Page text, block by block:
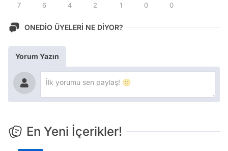
7 6 4 2 1 0 0
ONEDİO ÜYELERİ NE DİYOR?
Yorum Yazın
En Yeni İçerikler!